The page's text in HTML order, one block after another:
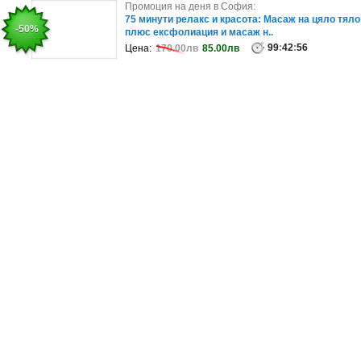
-33%
Промоция на деня в София:
SPA педикюр, плюс лакиране с гел лак
Цена: 88.01лв 58.67лв 33
-50%
Промоция на деня в София:
75 минути релакс и красота: Масаж на цяло
плюс ексфолиация и масаж н..
Цена: 170.00лв 85.00лв 99:42:56